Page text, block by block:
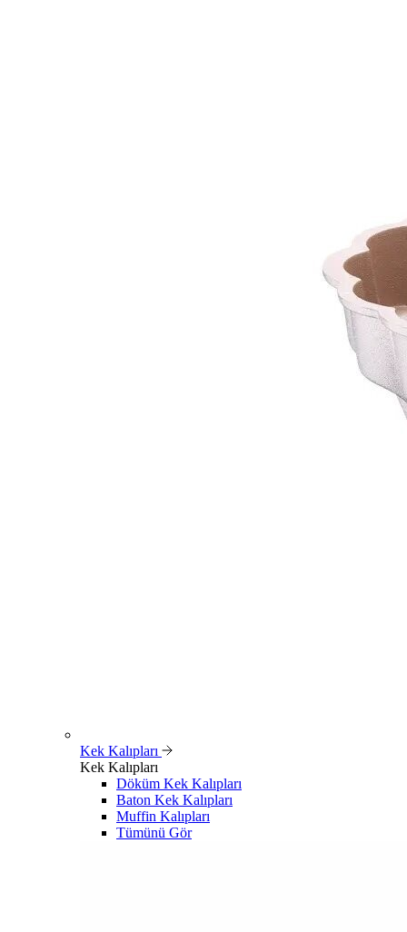
Kek Kalıpları
Kek Kalıpları
Döküm Kek Kalıpları
Baton Kek Kalıpları
Muffin Kalıpları
Tümünü Gör